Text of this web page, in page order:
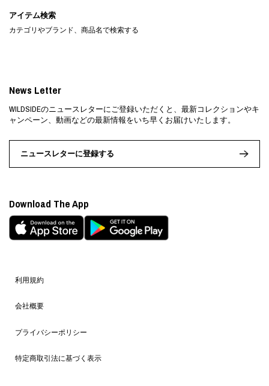
アイテム検索
カテゴリやブランド、商品名で検索する
利用規約
会社概要
プライバシーポリシー
特定商取引法に基づく表示
News Letter
WILDSIDEのニュースレターにご登録いただくと、最新コレクションやキ
ャンペーン、動画などの最新情報をいち早くお届けいたします。
ニュースレターに登録する
Download The App